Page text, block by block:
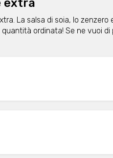
extra
La salsa di soia, lo zenzero
ordinata! Se ne vuoi di